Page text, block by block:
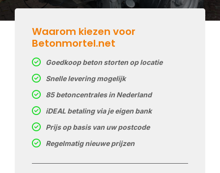
Waarom kiezen voor
Betonmortel.net
Goedkoop beton storten op locatie
Snelle levering mogelijk
85 betoncentrales in Nederland
iDEAL betaling via je eigen bank
Prijs op basis van uw postcode
Regelmatig nieuwe prijzen